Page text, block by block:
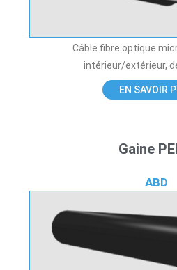
Câble fibre optique
intérieur/extérieur,
EN SAVOIR
Gaine
ABD